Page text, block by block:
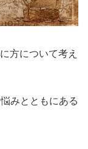
方について考え
みとともにある